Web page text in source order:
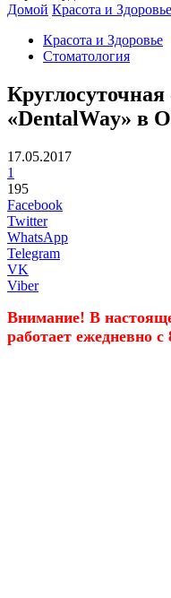
Домой Красота и Здоровье
Красота и Здоровье
Стоматология
Круглосуточная
«DentalWay» в
17.05.2017
1
195
Facebook
Twitter
WhatsApp
Telegram
VK
Viber
Внимание! В
работает ежедневно c